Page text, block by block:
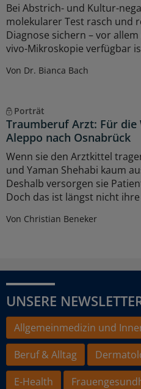
Bei Abstrich- und Kultur-
molekularer Test rasch und
Diagnose sichern – vor
vivo-Mikroskopie verfügbar
Von Dr. Bianca Bach
Porträt
Traumberuf Arzt: Für
Aleppo nach Osnabrück
Wenn sie den Arztkittel
und Yaman Shehabi kaum
Deshalb versorgen sie
Doch das ist längst nicht
Von Christian Beneker
UNSERE
Allgemeinmedizin und
Beruf & Alltag
E-Health